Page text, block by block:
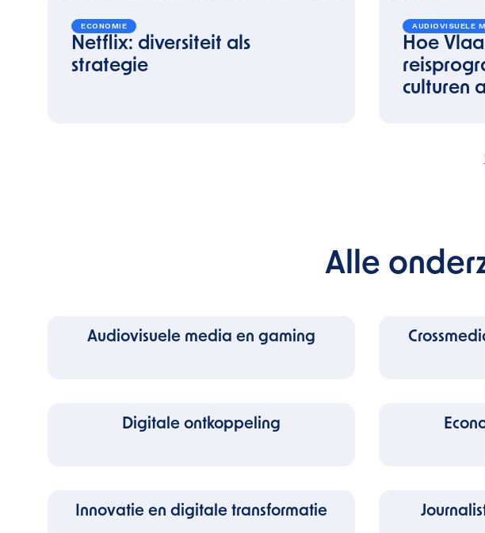
ECONOMIE
Netflix: diversiteit als
strategie
AUDIOVISUELE
Hoe
culturen
Alle
Audiovisuele media en gaming
Digitale ontkoppeling
Innovatie en digitale transformatie